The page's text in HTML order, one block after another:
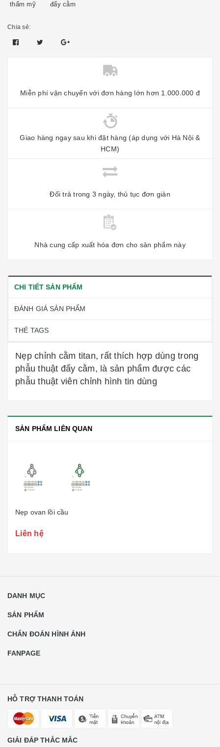
thẩm mỹ đẩy cằm
Chia sẻ:
Miễn phí vận chuyển với đơn hàng lớn hơn 1.000.000 đ
Giao hàng ngay sau khi đặt hàng (áp dụng với Hà Nội &
HCM)
Đổi trả trong 3 ngày, thủ tục đơn giản
Nhà cung cấp xuất hóa đơn cho sản phẩm này
CHI TIẾT SẢN PHẨM
ĐÁNH GIÁ SẢN PHẨM
THẺ TAGS
Nẹp chỉnh cằm titan, rất thích hợp dùng trong
phẫu thuật đẩy cằm, là sản phẩm được các
phẫu thuật viên chỉnh hình tin dùng
SẢN PHẨM LIÊN QUAN
Nẹp ovan lồi cầu
Liên hệ
DANH MỤC
SẢN PHẨM
CHẨN ĐOÁN HÌNH ẢNH
FANPAGE
HỖ TRỢ THANH TOÁN
GIẢI ĐÁP THẮC MẮC